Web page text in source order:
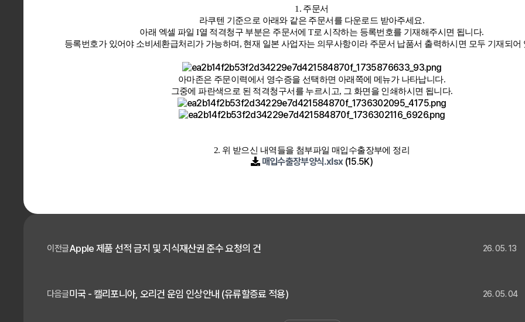
1. 주문서
라쿠텐 기준으로 아래와 같은 주문서를 다운로드 받아주세요.
아래 엑셀 파일 I열 적격청구 부분은 주문서에 T로 시작하는 등록번호를 기재해주시면 됩니다.
등록번호가 있어야 소비세환급처리가 가능하며, 현재 일본 사업자는 의무사항이라 주문서 납품서 출력하시면 모두 기재되어
아마존은 주문이력에서 영수증을 선택하면 아래쪽에 메뉴가 나타납니다.
그중에 파란색으로 된 적격청구서를 누르시고, 그 화면을 인쇄하시면 됩니다.
2. 위 받으신 내역들을 첨부파일 매입수출장부에 정리
매입수출장부양식.xlsx (15.5K)
이전글Apple 제품 선적 금지 및 지식재산권 준수 요청의 건 26. 05. 13
다음글미국 - 캘리포니아, 오리건 운임 인상안내 (유류할증료 적용) 26. 05. 04